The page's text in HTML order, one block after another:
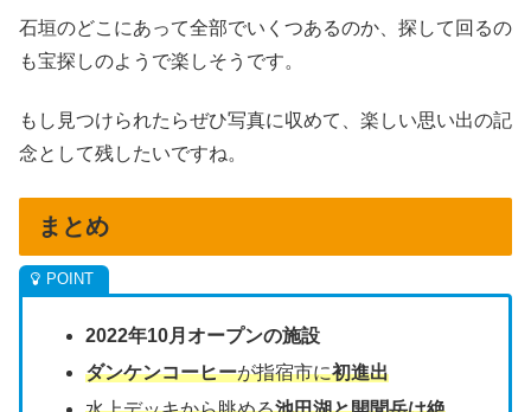
石垣のどこにあって全部でいくつあるのか、探して回るの
も宝探しのようで楽しそうです。
もし見つけられたらぜひ写真に収めて、楽しい思い出の記
念として残したいですね。
まとめ
2022年10月オープンの施設
ダンケンコーヒーが指宿市に初進出